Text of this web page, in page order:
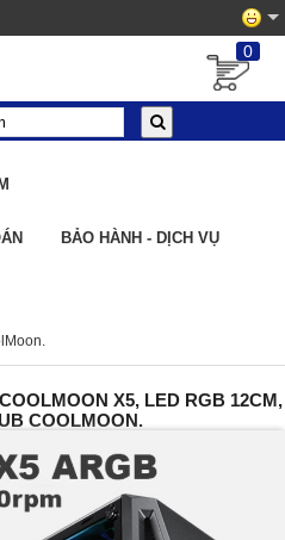
0
BẢO HÀNH - DỊCH VỤ
X5, LED RGB 12CM,
COOLMOON.